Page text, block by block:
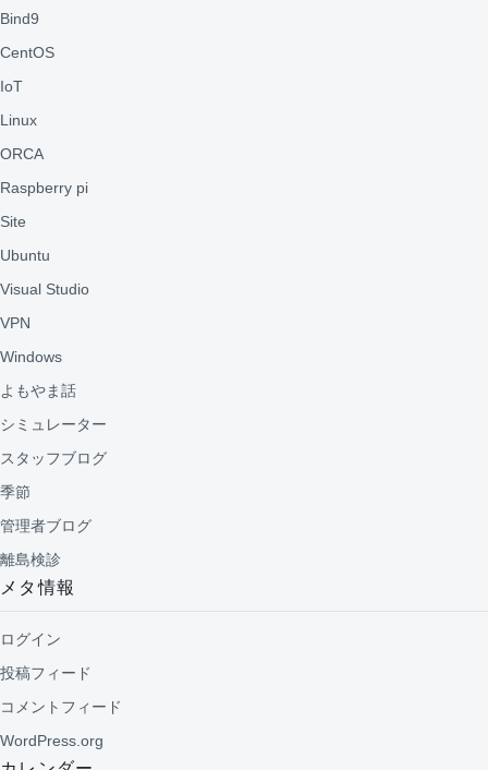
Bind9
CentOS
IoT
Linux
ORCA
Raspberry pi
Site
Ubuntu
Visual Studio
VPN
Windows
よもやま話
シミュレーター
スタッフブログ
季節
管理者ブログ
離島検診
メタ情報
ログイン
投稿フィード
コメントフィード
WordPress.org